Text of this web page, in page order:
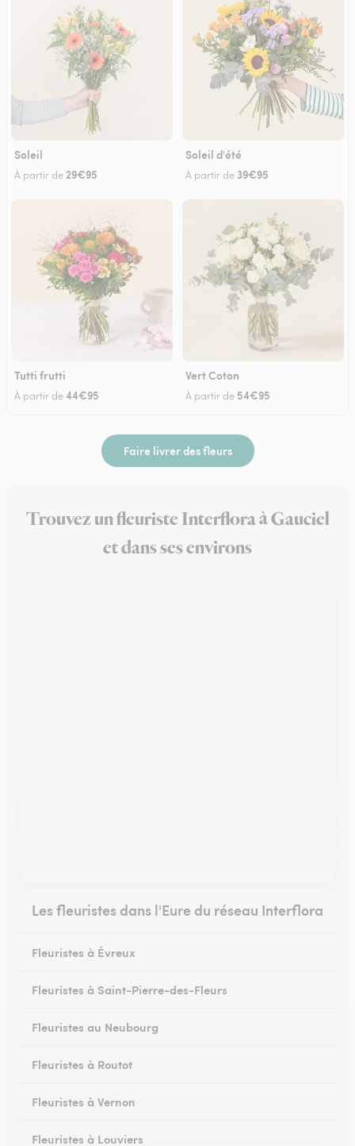
Soleil
À partir de29€95
Soleil d'été
À partir de 39€95
Tutti frutti
À partir de44€95
Vert Coton
À partir de 54€95
Faire livrer des fleurs
Trouvez un fleuriste Interflora à Gauciel
et dans ses environs
Les fleuristes dans l'Eure du réseau Interflora
Fleuristes à Évreux
Fleuristes à Saint-Pierre-des-Fleurs
Fleuristes au Neubourg
Fleuristes à Routot
Fleuristes à Vernon
Fleuristes à Louviers